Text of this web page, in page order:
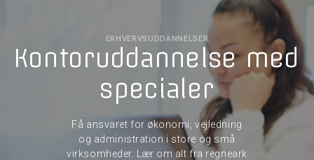
ERHVERVSUDDANNELSER
Kontoruddannelse med
specialer
Få ansvaret for økonomi, vejledning
og administration i store og små
virksomheder. Lær om alt fra regneark